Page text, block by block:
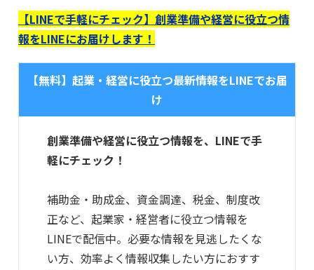
【LINEで手軽にチェック】創業準備や経営に役立つ情
報をLINEにお届けします！
【無料】起業・経営に役立つ最新情報をLINEでお届
け
創業準備や経営に役立つ情報を、LINEで手
軽にチェック！
補助金・助成金、資金調達、税金、制度改
正など、起業家・経営者に役立つ情報を
LINEで配信中。必要な情報を見逃したくな
い方、効率よく情報収集したい方におすす